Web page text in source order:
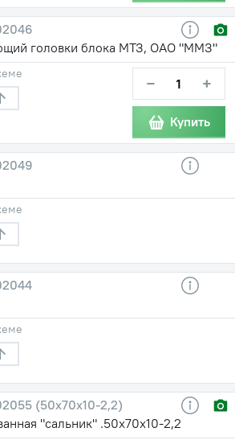
головки блока МТЗ, ОАО "ММЗ"
− +
Купить
(50х70х10-2,2)
"сальник" .50х70х10-2,2